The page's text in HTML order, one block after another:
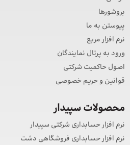
بروشورها
پیوستن به ما
نرم افزار مربع
ورود به پرتال نمایندگان
اصول حاکمیت شرکتی
قوانین و حریم خصوصی
محصولات سپیدار
نرم افزار حسابداری شرکتی سپیدار
نرم افزار حسابداری فروشگاهی دشت